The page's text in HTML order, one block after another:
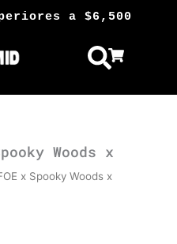
a
Woods x
x Spooky Woods x